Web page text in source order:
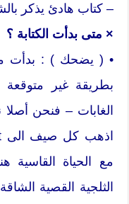
– كتاب هادئ يذكر
× متى بدأت الكتابة ؟
• ( يضحك ) : بدأت
بطريقة غير
الغابات – فنحن
مع الحياة القاسية
الثلجية القصية